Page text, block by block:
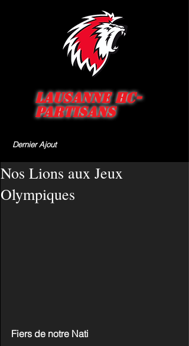
Lausanne HC-
Partisans
Dernier Ajout
Nos Lions aux Jeux
Olympiques
Fiers de notre Nati